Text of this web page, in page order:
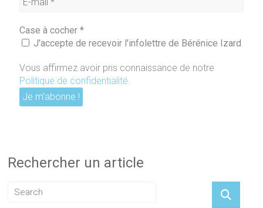
Case à cocher*
J'accepte de recevoir l'infolettre de Bérénice Izard
Vous affirmez avoir pris connaissance de notre
Politique de confidentialité.
Rechercher un article